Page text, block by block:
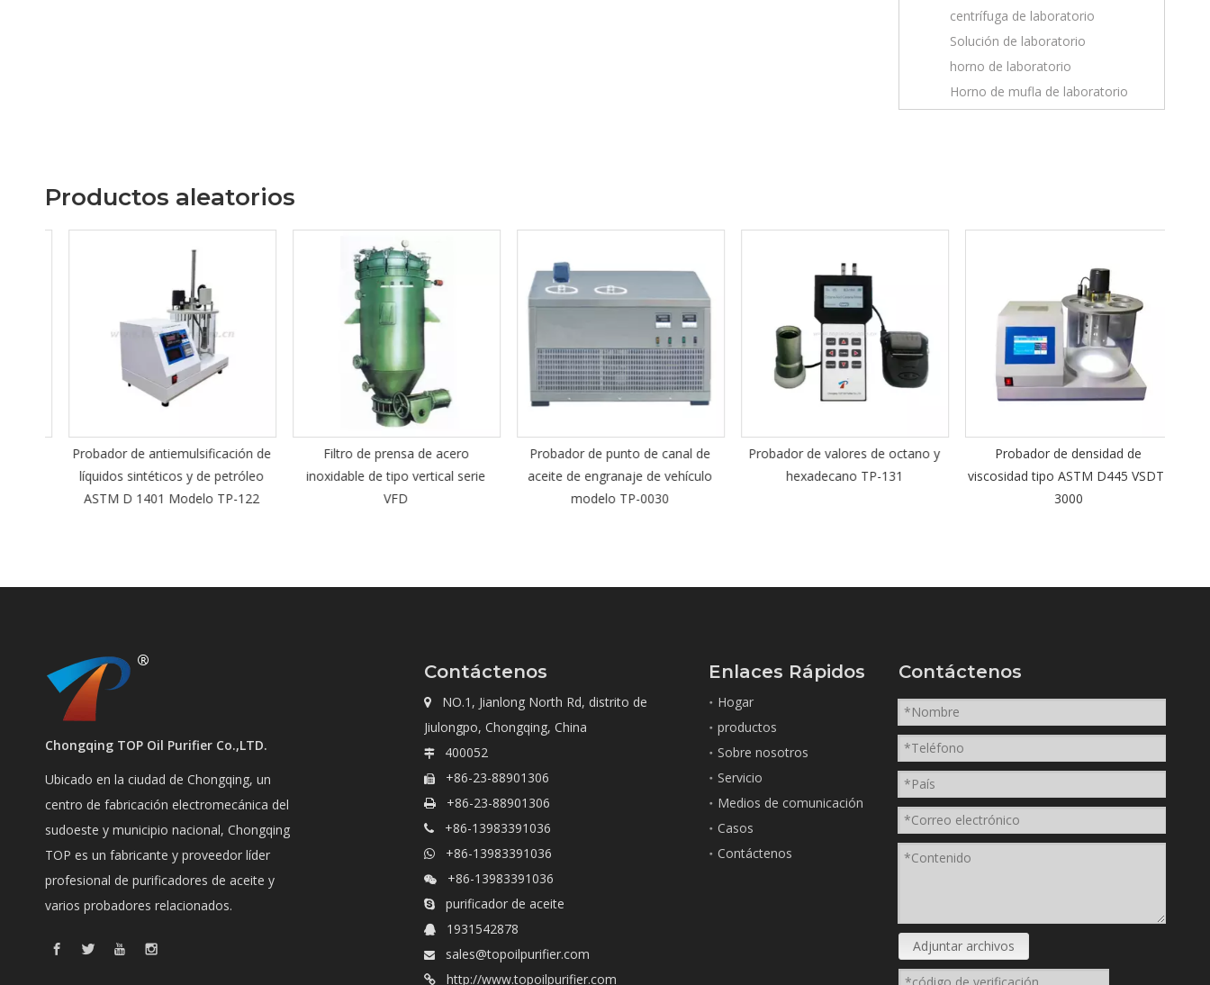
centrífuga de laboratorio
Solución de laboratorio
horno de laboratorio
Horno de mufla de laboratorio
Productos aleatorios
Probador de antiemulsificación de
líquidos sintéticos y de petróleo
ASTM D 1401 Modelo TP-122
Filtro de prensa de acero
inoxidable de tipo vertical serie
VFD
Probador de punto de canal de
aceite de engranaje de vehículo
modelo TP-0030
Probador de valores de octano y
hexadecano TP-131
Probador de densidad de
viscosidad tipo ASTM D445 VSDT-
3000
Chongqing TOP Oil Purifier Co.,LTD.
Ubicado en la ciudad de Chongqing, un
centro de fabricación electromecánica del
sudoeste y municipio nacional, Chongqing
TOP es un fabricante y proveedor líder
profesional de purificadores de aceite y
varios probadores relacionados.
Contáctenos

NO.1, Jianlong North Rd, distrito de
Jiulongpo, Chongqing, China
 400052
 +86-23-88901306
 +86-23-88901306
 +86-13983391036
 +86-13983391036
 +86-13983391036
 purificador de aceite
 1931542878
 sales@topoilpurifier.com
 http://www.topoilpurifier.com
Enlaces Rápidos
Hogar
productos
Sobre nosotros
Servicio
Medios de comunicación
Casos
Contáctenos
Contáctenos
Adjuntar archivos